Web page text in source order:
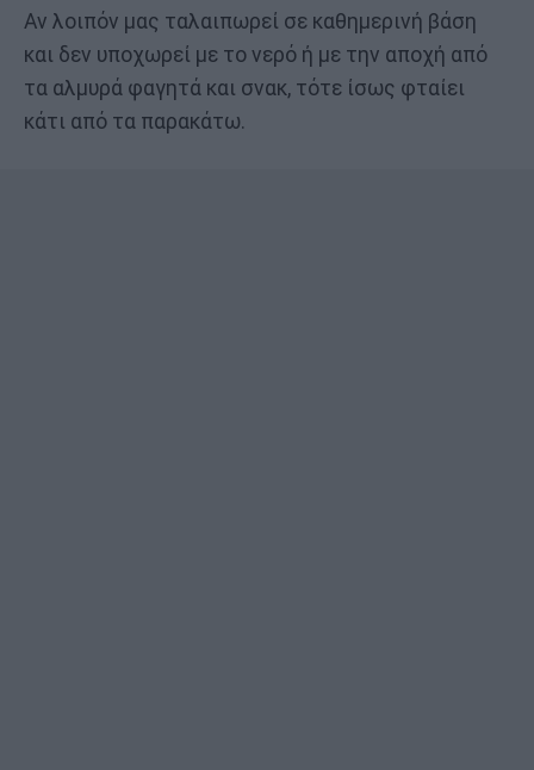
Αν λοιπόν μας ταλαιπωρεί σε καθημερινή βάση
και δεν υποχωρεί με το νερό ή με την αποχή από
τα αλμυρά φαγητά και σνακ, τότε ίσως φταίει
κάτι από τα παρακάτω.